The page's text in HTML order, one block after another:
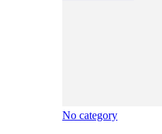
No category